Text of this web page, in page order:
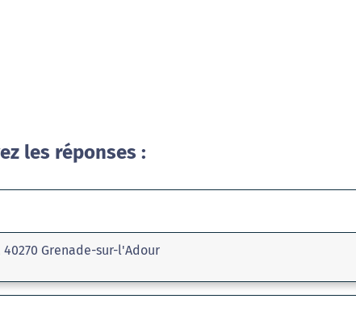
les réponses :
Grenade-sur-l'Adour